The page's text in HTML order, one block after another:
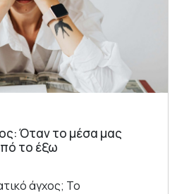
Όταν το μέσα μας
το έξω
άγχος; Το